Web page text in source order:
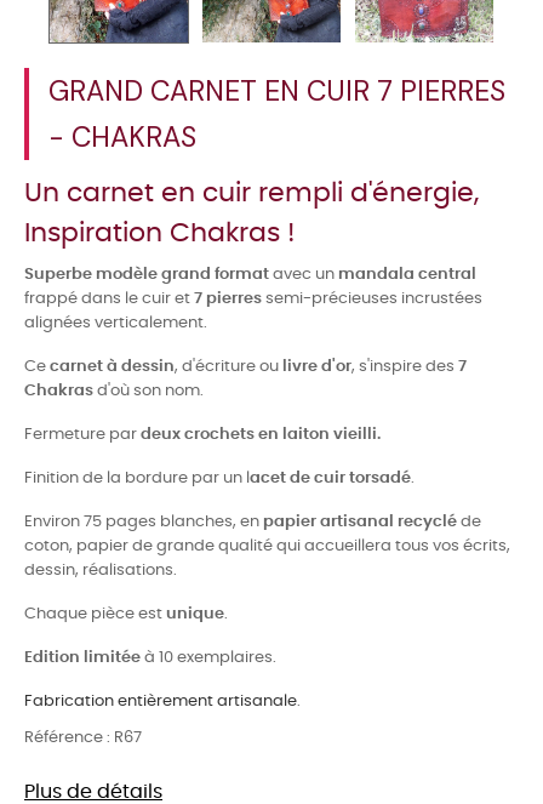
GRAND CARNET EN CUIR 7 PIERRES
- CHAKRAS
Un carnet en cuir rempli d'énergie,
Inspiration Chakras !
Superbe modèle grand format avec un mandala central
frappé dans le cuir et 7 pierres semi-précieuses incrustées
alignées verticalement.
Ce carnet à dessin, d'écriture ou livre d'or, s'inspire des 7
Chakras d'où son nom.
Fermeture par deux crochets en laiton vieilli.
Finition de la bordure par un l acet de cuir torsadé.
Environ 75 pages blanches, en papier artisanal recyclé de
coton, papier de grande qualité qui accueillera tous vos écrits,
dessin, réalisations.
Chaque pièce est unique.
Edition limitée à 10 exemplaires.
Fabrication entièrement artisanale.
Référence : R67
Plus de détails